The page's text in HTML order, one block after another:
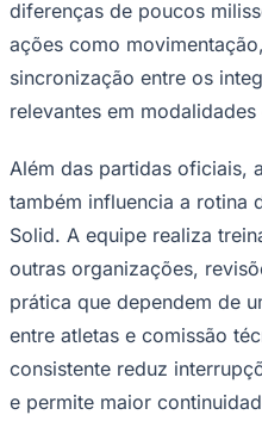
Corinthians
diferenças de poucos
ações como
sincronização entre os
relevantes em
Além das partidas oficiais,
também influencia a rotina
Solid. A equipe realiza
outras organizações,
prática que dependem de
entre atletas e comissão
consistente reduz
e permite maior